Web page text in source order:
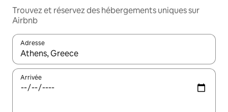
Trouvez et réservez des hébergements uniques sur
Airbnb
Adresse
Lorsque les résultats s'affichent, utilisez les flèches vers le
Arrivée